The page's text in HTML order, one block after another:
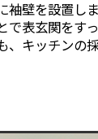
袖壁を設置しま
で表玄関をすっ
、キッチンの